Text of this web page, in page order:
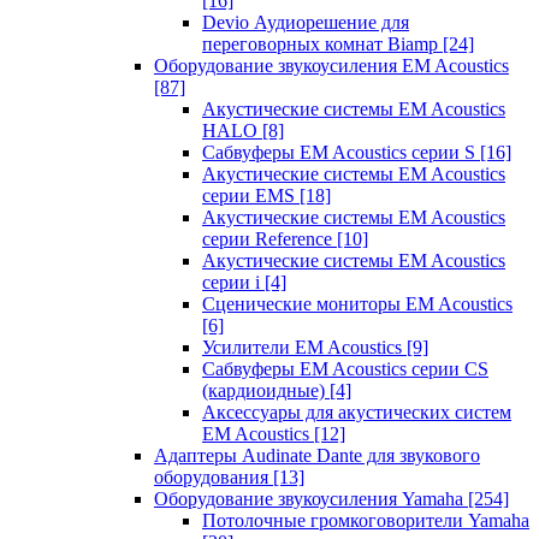
Devio Аудиорешение для
переговорных комнат Biamp [24]
Оборудование звукоусиления EM Acoustics
[87]
Акустические системы EM Acoustics
HALO [8]
Сабвуферы EM Acoustics серии S [16]
Акустические системы EM Acoustics
серии EMS [18]
Акустические системы EM Acoustics
серии Reference [10]
Акустические системы EM Acoustics
серии i [4]
Сценические мониторы EM Acoustics
[6]
Усилители EM Acoustics [9]
Сабвуферы EM Acoustics серии CS
(кардиоидные) [4]
Аксессуары для акустических систем
EM Acoustics [12]
Адаптеры Audinate Dante для звукового
оборудования [13]
Оборудование звукоусиления Yamaha [254]
Потолочные громкоговорители Yamaha